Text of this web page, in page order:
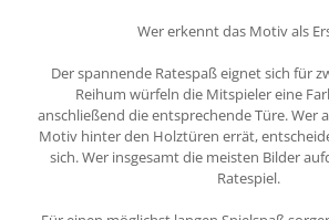
Wer erkennt das Motiv als
Der spannende Ratespaß eignet sich für
Reihum würfeln die Mitspieler eine
anschließend die entsprechende Türe. Wer
Motiv hinter den Holztüren errät,
sich. Wer insgesamt die meisten Bilder
Ratespiel.